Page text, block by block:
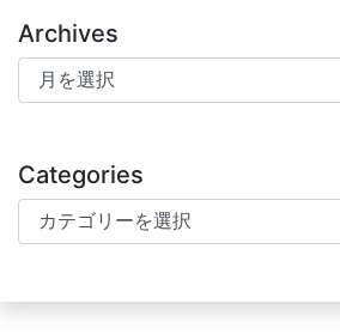
Archives
Archives
Categories
Categories